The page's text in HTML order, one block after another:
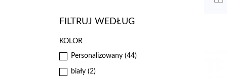
FILTRUJ WEDŁUG
KOLOR
Personalizowany (44)
biały (2)